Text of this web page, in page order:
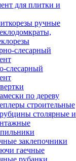
для плитки и
ручные
слесарный
по дереву
строительные
столярные и
заклепочники
гаечные
рубанки